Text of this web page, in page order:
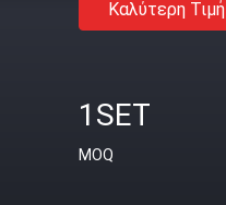
Καλύτερη Τιμή
1SET
MOQ